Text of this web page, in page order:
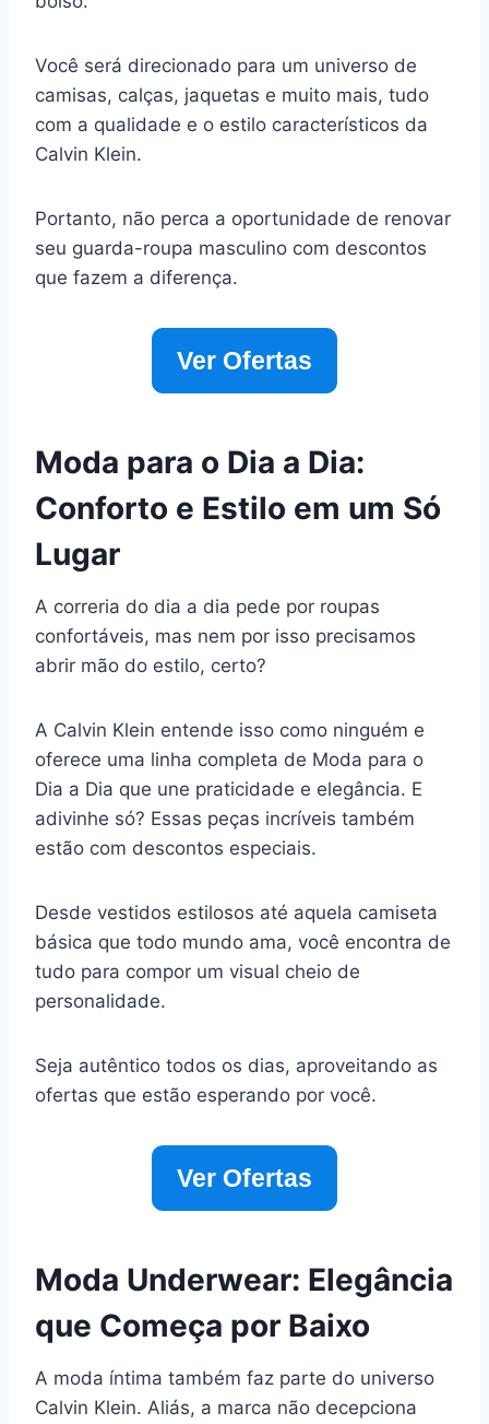
Você será direcionado para um universo de
camisas, calças, jaquetas e muito mais, tudo
com a qualidade e o estilo característicos da
Calvin Klein.
Portanto, não perca a oportunidade de renovar
seu guarda-roupa masculino com descontos
que fazem a diferença.
Ver Ofertas
Moda para o Dia a Dia:
Conforto e Estilo em um Só
Lugar
A correria do dia a dia pede por roupas
confortáveis, mas nem por isso precisamos
abrir mão do estilo, certo?
A Calvin Klein entende isso como ninguém e
oferece uma linha completa de Moda para o
Dia a Dia que une praticidade e elegância. E
adivinhe só? Essas peças incríveis também
estão com descontos especiais.
Desde vestidos estilosos até aquela camiseta
básica que todo mundo ama, você encontra de
tudo para compor um visual cheio de
personalidade.
Seja autêntico todos os dias, aproveitando as
ofertas que estão esperando por você.
Ver Ofertas
Moda Underwear: Elegância
que Começa por Baixo
A moda íntima também faz parte do universo
Calvin Klein. Aliás, a marca não decepciona